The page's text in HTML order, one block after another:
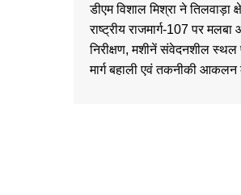
डीएम विशाल मिश्रा ने तिलवाड़ा
राष्ट्रीय राजमार्ग-107 पर
निरीक्षण, मशीनें संवेदनशील स्थल
मार्ग बहाली एवं तकनीकी आकलन